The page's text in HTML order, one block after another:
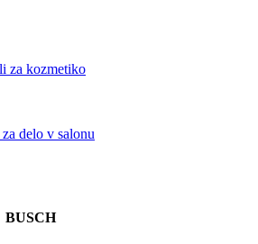
za kozmetiko
delo v salonu
BUSCH